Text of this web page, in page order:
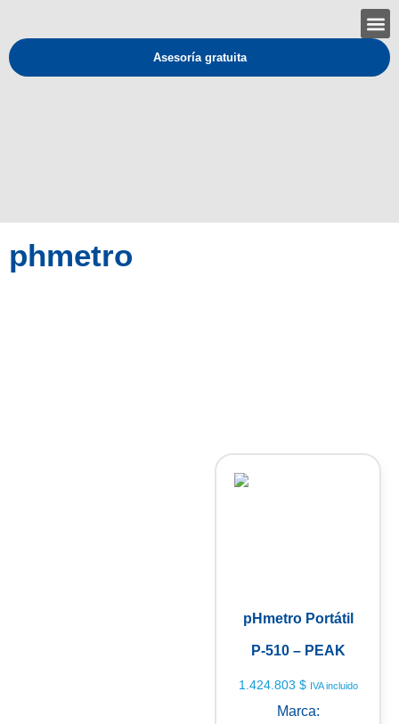
Asesoría gratuita
phmetro
pHmetro Portátil
P-510 – PEAK
1.424.803 $ IVA incluido
Marca: